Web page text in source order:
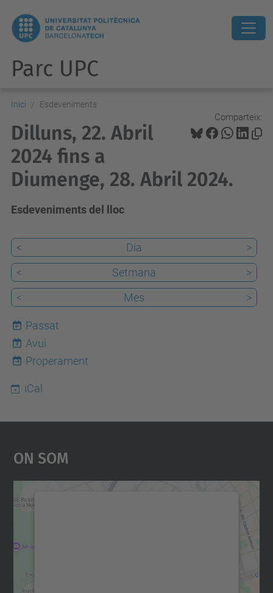
Parc UPC
Inici Esdeveniments
Comparteix:
Dilluns, 22. Abril
2024 fins a
Diumenge, 28. Abril 2024.
Esdeveniments del lloc
< Dia
>
<
Setmana
>
<
Mes >
Passat
8
Avui
Properament
iCal
On Som